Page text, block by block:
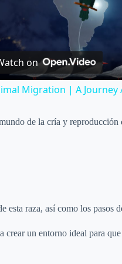
on
Migration | A
de la cría y
esta raza, así como los pasos
un entorno ideal para